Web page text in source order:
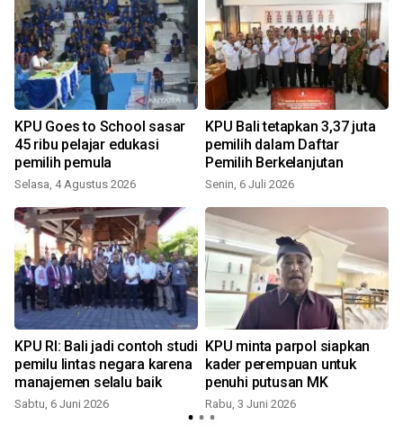
KPU Goes to School sasar
45 ribu pelajar edukasi
pemilih pemula
Selasa, 4 Agustus 2026
KPU Bali tetapkan 3,37 juta
pemilih dalam Daftar
Pemilih Berkelanjutan
Senin, 6 Juli 2026
KPU RI: Bali jadi contoh studi
pemilu lintas negara karena
manajemen selalu baik
Sabtu, 6 Juni 2026
KPU minta parpol siapkan
kader perempuan untuk
penuhi putusan MK
Rabu, 3 Juni 2026